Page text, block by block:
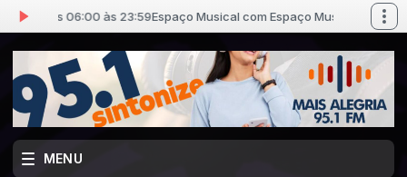
06:00 às 23:59Espaço Musical com Espaço Musical das 06:00 às
MENU